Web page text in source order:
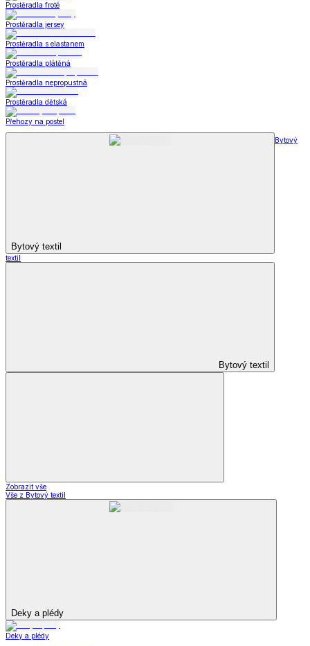
Prostěradla froté
Prostěradla jersey
Prostěradla s elastanem
Prostěradla plátěná
Prostěradla nepropustná
Prostěradla dětská
Přehozy na postel
Bytový textil
Bytový
textil
Bytový textil
Zobrazit vše
Vše z Bytový textil
Deky a plédy
Deky a plédy